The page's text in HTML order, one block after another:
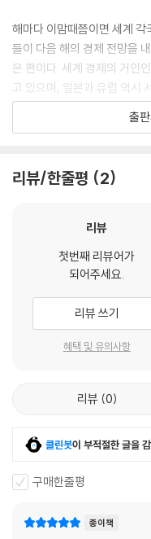
액보험과 유니버셜 / 7 개인
최후 보루, 퇴직금과 퇴직연
브릭스 가운데 원자재 강국으
않다. 미국과 유럽의 건설 경
이전의 경기 활황이 되살아날
르 푸틴(Vladimir Putin) 러
과거와 구조적으로 달라지고
가격이 급격히 하락하자 과거
확산될 전망이다---p.92
괴담의 현실화 여부를 떠나
이야기가 화제를 모았다는
데 없다는 것을 보여 준다. 주
이나 미국 정부의 이미지가
없다는 주장이 옳다고 해서
였어야 마땅했다.
사실 연방준비제도의 양적
쓰러지는 자본주의 체제를
자본주의의 뼈대에 해당하는
하고 있다.---p.125
이 같은 미국 사회에서 크고
해마다 이맘때쯤이면 세계
들이 다음 해의 경제 전망을
은 편이다. 세계 경제의 거인
고 있으며, 일본과 유럽 역시
론하고 모든 경제 지표들이
2014년이 ‘회복의 시대’로
먼 브라더스의 파산으로 본격
황으로 이끌었기 때문이다.
저성장과 인플레이션 둔화가
자들이 경기 회복을 목표로
양력은 일찌감치 그 한계를
진국이 실시한 위기 진화 대책
수식어가 붙은 것은 그만큼
는 판에 개인이 알고 있던 정
리 경제가 나아진다는 뉴스
변화된 경제의 흐름을 이해
측면에서 갈팡질팡 할 수밖
동시에 맞고 있다. 지구촌 곳
와 메커니즘이 작동하지 않
출
리뷰/한줄평 2
리뷰
첫번째 리뷰어가
되어주세요.
리뷰 쓰기
혜택 및 유의사항
리뷰 0
클린봇이 부적절한 글을
구매한줄평
종이책